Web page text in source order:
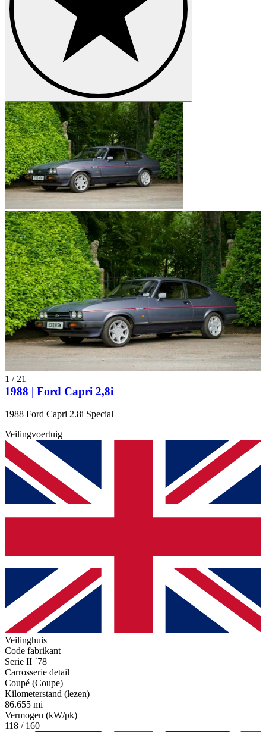
1 / 21
1988 | Ford Capri 2,8i
1988 Ford Capri 2.8i Special
Veilingvoertuig
Veilinghuis
Code fabrikant
Serie II `78
Carrosserie detail
Coupé (Coupe)
Kilometerstand (lezen)
86.655 mi
Vermogen (kW/pk)
118 / 160